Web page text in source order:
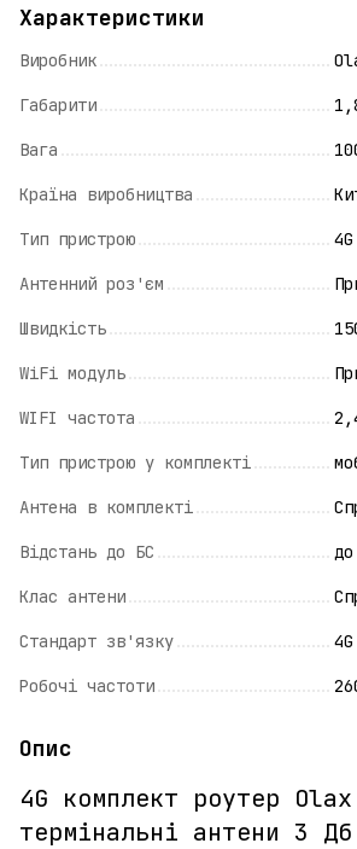
Характеристики
Виробник
Габарити
Вага
Країна виробництва
Тип пристрою
Антенний роз'єм
Швидкість
WiFi модуль
WIFI частота
Тип пристрою у комплекті
Антена в комплекті
Відстань до БС
Клас антени
Стандарт зв'язку 4G
Робочі частоти
Опис
4G комплект роутер
термінальні антени 3